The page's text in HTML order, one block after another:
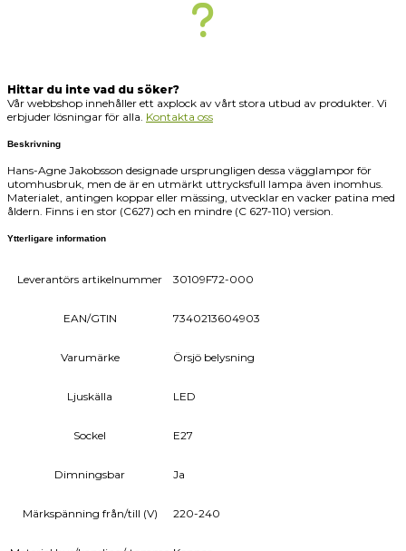
Hittar du inte vad du söker?
Vår webbshop innehåller ett axplock av vårt stora utbud av produkter. Vi
erbjuder lösningar för alla. Kontakta oss
Beskrivning
Hans-Agne Jakobsson designade ursprungligen dessa vägglampor för
utomhusbruk, men de är en utmärkt uttrycksfull lampa även inomhus.
Materialet, antingen koppar eller mässing, utvecklar en vacker patina med
åldern. Finns i en stor (C627) och en mindre (C 627-110) version.
Ytterligare information
Leverantörs artikelnummer 30109F72-000
EAN/GTIN 7340213604903
Varumärke Örsjö belysning
Ljuskälla LED
Sockel E27
Dimningsbar Ja
Märkspänning från/till (V) 220-240